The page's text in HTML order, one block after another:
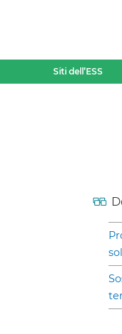
Siti dell’ESS